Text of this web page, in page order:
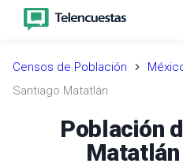
Censos de Población
Santiago Matatlán
Población